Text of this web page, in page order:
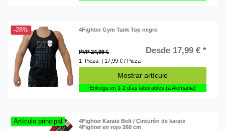
-28% 4Fighter Gym Tank Top negro
PVP 24,99 € Desde 17,99 € *
1 Pieza | 17,99 € / Pieza
Mostrar artículo
Entrega en 1-2 días laborables (a Alemania)
Artículo principal
4Fighter Karate Belt / Cinturón de karate
4Fighter en rojo 260 cm